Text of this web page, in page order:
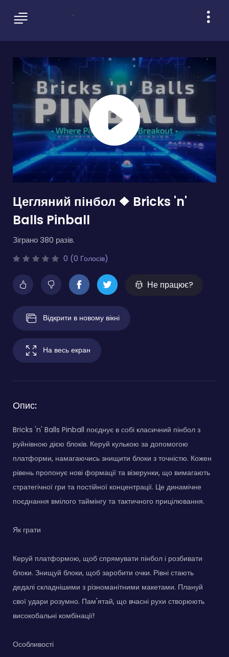
Цегляний пінбол ❖ Bricks 'n'
Balls Pinball
Зіграно 380 разів.
0 (0 Голосів)
Не працює?
Відкрити в новому вікні
На весь екран
Опис:
Bricks 'n' Balls Pinball поєднує в собі класичний пінбол з
руйнівною дією блоків. Керуй кулькою за допомогою
платформи, намагаючись знищити блоки з точністю. Кожен
рівень пропонує нові формації та візерунки, що вимагають
стратегічної гри та постійної концентрації. Це динамічне
поєднання вмілого таймінгу та тактичного прицілювання.
Як грати
Керуй платформою, щоб спрямувати пінбол і розбивати
блоки. Знищуй блоки, щоб заробити очки. Рівні стають
дедалі складнішими з різноманітними макетами. Плануй
свої удари розумно. Пам'ятай, що вчасні рухи створюють
високобальні комбінації!
Особливості